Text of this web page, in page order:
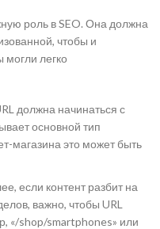
роль в SEO. Она должна
чтобы и
могли легко
должна начинаться с
основной тип
магазина это может быть
если контент разбит на
важно, чтобы URL
«/shop/smartphones» или